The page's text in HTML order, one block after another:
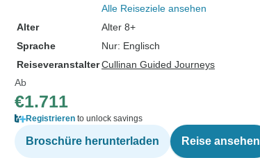
Alle Reiseziele ansehen
Alter
Alter 8+
Sprache
Nur: Englisch
ReiseveranstalterCullinan Guided Journeys
Ab
€1.711
Registrieren to unlock savings
Broschüre herunterladen Reise ansehen